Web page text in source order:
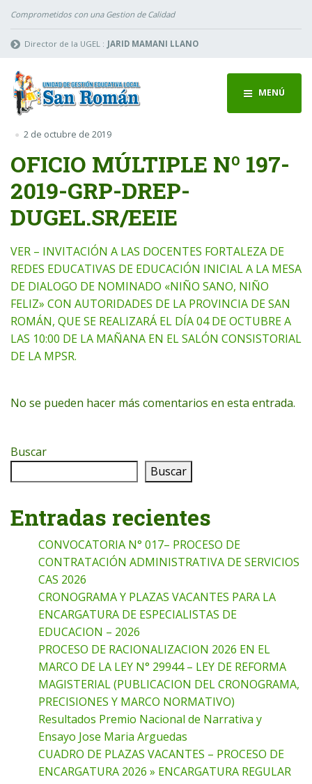
Comprometidos con una Gestion de Calidad
Director de la UGEL : JARID MAMANI LLANO
MENÚ
2 de octubre de 2019
OFICIO MÚLTIPLE Nº 197-
2019-GRP-DREP-
DUGEL.SR/EEIE
VER – INVITACIÓN A LAS DOCENTES FORTALEZA DE
REDES EDUCATIVAS DE EDUCACIÓN INICIAL A LA MESA
DE DIALOGO DE NOMINADO «NIÑO SANO, NIÑO
FELIZ» CON AUTORIDADES DE LA PROVINCIA DE SAN
ROMÁN, QUE SE REALIZARÁ EL DÍA 04 DE OCTUBRE A
LAS 10:00 DE LA MAÑANA EN EL SALÓN CONSISTORIAL
DE LA MPSR.
No se pueden hacer más comentarios en esta entrada.
Buscar
Buscar
Entradas recientes
CONVOCATORIA N° 017– PROCESO DE
CONTRATACIÓN ADMINISTRATIVA DE SERVICIOS
CAS 2026
CRONOGRAMA Y PLAZAS VACANTES PARA LA
ENCARGATURA DE ESPECIALISTAS DE
EDUCACION – 2026
PROCESO DE RACIONALIZACION 2026 EN EL
MARCO DE LA LEY N° 29944 – LEY DE REFORMA
MAGISTERIAL (PUBLICACION DEL CRONOGRAMA,
PRECISIONES Y MARCO NORMATIVO)
Resultados Premio Nacional de Narrativa y
Ensayo Jose Maria Arguedas
CUADRO DE PLAZAS VACANTES – PROCESO DE
ENCARGATURA 2026 » ENCARGATURA REGULAR